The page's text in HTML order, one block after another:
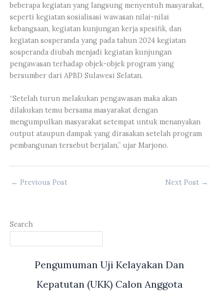
beberapa kegiatan yang langsung menyentuh masyarakat,
seperti kegiatan sosialisasi wawasan nilai-nilai
kebangsaan, kegiatan kunjungan kerja spesifik, dan
kegiatan sosperanda yang pada tahun 2024 kegiatan
sosperanda diubah menjadi kegiatan kunjungan
pengawasan terhadap objek-objek program yang
bersumber dari APBD Sulawesi Selatan.
“Setelah turun melakukan pengawasan maka akan
dilakukan temu bersama masyarakat dengan
mengumpulkan masyarakat setempat untuk menanyakan
output ataupun dampak yang dirasakan setelah program
pembangunan tersebut berjalan,” ujar Marjono.
← Previous Post Next Post →
Search
Pengumuman Uji Kelayakan Dan
Kepatutan (UKK) Calon Anggota